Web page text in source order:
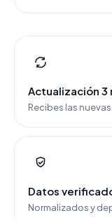
Actualización 3
Recibes las
Datos
Normalizados y